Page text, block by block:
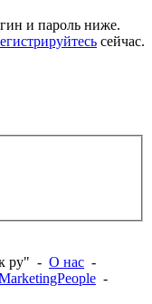
и пароль ниже.
сейчас.
ру" - О нас -
-